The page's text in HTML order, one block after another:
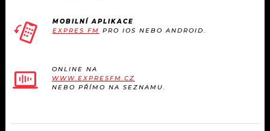
MOBILNÍ APLIKACE
EXPRES FM PRO IOS NEBO ANDROID.
ONLINE NA
WWW.EXPRESFM.CZ
NEBO PŘÍMO NA SEZNAMU.